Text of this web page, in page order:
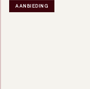
AANBIEDING